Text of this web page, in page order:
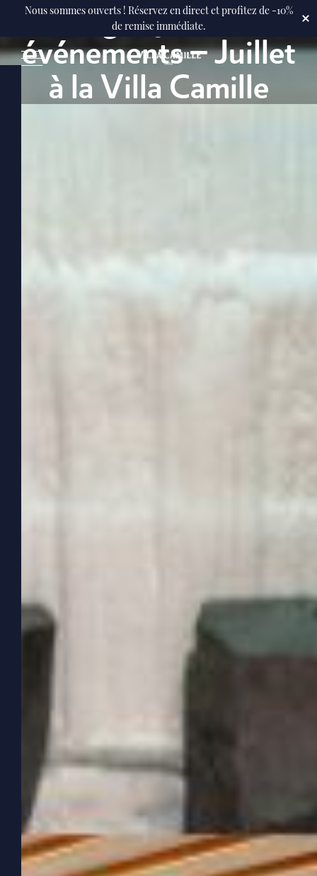
Nous sommes ouverts ! Réservez en direct et profitez de -10%
de remise immédiate.
Programme des
événements – Juillet
à la Villa Camille